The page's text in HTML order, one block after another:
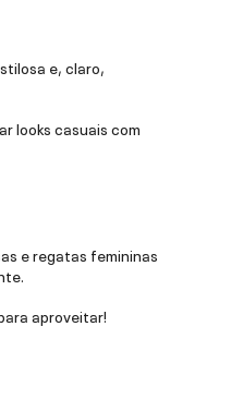
e, claro,
looks casuais com
e regatas femininas
aproveitar!